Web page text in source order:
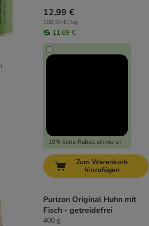
12,99 €
108,25 € / kg
11,69 €
-10% Extra-Rabatt aktivieren
Zum Warenkorb
hinzufügen
Purizon Original Huhn mit
Fisch - getreidefrei
400 g